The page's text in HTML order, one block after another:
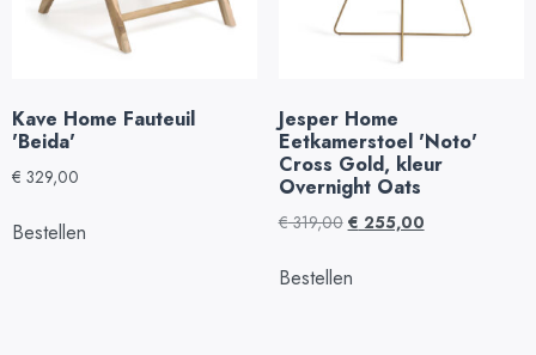
Kave Home Fauteuil
'Beida'
€ 329,00
Bestellen
Jesper Home
Eetkamerstoel 'Noto'
Cross Gold, kleur
Overnight Oats
€319,00 € 255,00
Bestellen